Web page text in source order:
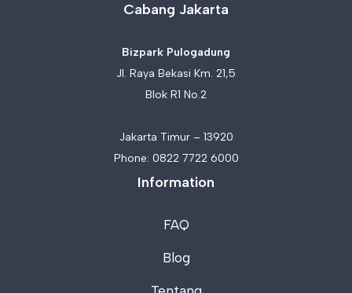
Cabang Jakarta
Bizpark Pulogadung
Jl. Raya Bekasi Km. 21,5
Blok R1 No.2
Jakarta Timur – 13920
Phone: 0822 7722 6000
Information
FAQ
Blog